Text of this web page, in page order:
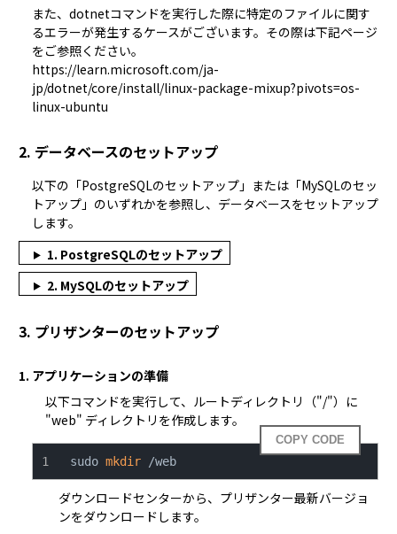
また、dotnetコマンドを実行した際に特定のファイルに関す
るエラーが発生するケースがございます。その際は下記ページ
https://learn.microsoft.com/ja-
jp/dotnet/core/install/linux-package-mixup?pivots=os-
linux-ubuntu
2. データベースのセットアップ
以下の「PostgreSQLのセットアップ」または「MySQLのセッ
トアップ」のいずれかを参照し、データベースをセットアップ
します。
1. PostgreSQLのセットアップ
2. MySQLのセットアップ
3. プリザンターのセットアップ
1. アプリケーションの準備
以下コマンドを実行して、ルートディレクトリ（"/"）に
"web" ディレクトリを作成します。
COPY CODE
sudo mkdir /web
ダウンロードセンターから、プリザンター最新バージョ
ンをダウンロードします。